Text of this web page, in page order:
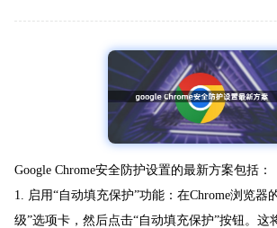
Google Chrome安全防护设置的最新方案包括：
1. 启用“自动填充保护”功能：在Chrome浏览器
级”选项卡，然后点击“自动填充保护”按钮。这